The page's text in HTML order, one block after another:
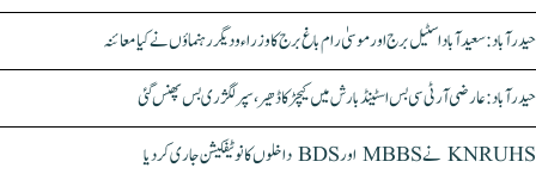
حیدرآباد: سعیدآباد اسٹیل برج اور موسیٰ رام باغ برج کا وزراء و دیگر رہنماؤں نے کیا معائنہ
حیدرآباد: عارضی آر ٹی سی بس اسٹینڈ بارش میں کیچڑ کا ڈھیر، سپر لگژری بس پھنس گئی
KNRUHS نے MBBS اور BDS داخلوں کا نوٹیفکیشن جاری کر دیا